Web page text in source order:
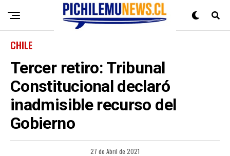
CHILE
Tercer retiro: Tribunal
Constitucional declaró
inadmisible recurso del
Gobierno
27 de Abril de 2021